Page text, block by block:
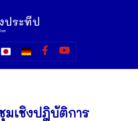
มเชิงปฎิบัติการ